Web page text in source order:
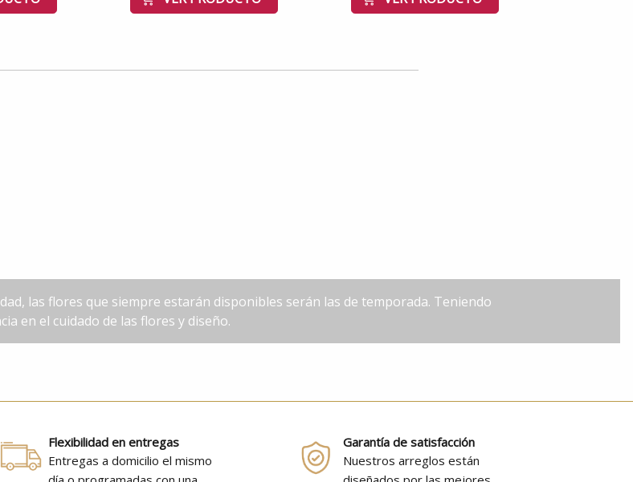
las flores que siempre estarán disponibles serán las de temporada. Teniendo
en el cuidado de las flores y diseño.
Flexibilidad en entregas
Entregas a domicilio el mismo
Garantía de satisfacción
Nuestros arreglos están